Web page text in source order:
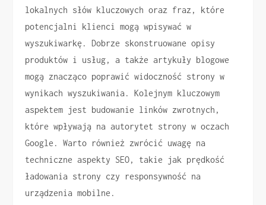
lokalnych słów kluczowych oraz fraz, które
potencjalni klienci mogą wpisywać w
wyszukiwarkę. Dobrze skonstruowane opisy
produktów i usług, a także artykuły blogowe
mogą znacząco poprawić widoczność strony w
wynikach wyszukiwania. Kolejnym kluczowym
aspektem jest budowanie linków zwrotnych,
które wpływają na autorytet strony w oczach
Google. Warto również zwrócić uwagę na
techniczne aspekty SEO, takie jak prędkość
ładowania strony czy responsywność na
urządzenia mobilne.